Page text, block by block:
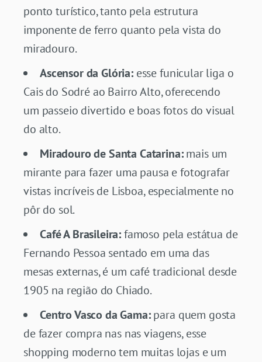
ponto turístico, tanto pela estrutura
imponente de ferro quanto pela vista do
miradouro.
Ascensor da Glória:esse funicular liga o
Cais do Sodré ao Bairro Alto, oferecendo
um passeio divertido e boas fotos do visual
do alto.
Miradouro de Santa Catarina:mais um
mirante para fazer uma pausa e fotografar
vistas incríveis de Lisboa, especialmente no
pôr do sol.
Café A Brasileira:famoso pela estátua de
Fernando Pessoa sentado em uma das
mesas externas, é um café tradicional desde
1905 na região do Chiado.
Centro Vasco da Gama:para quem gosta
de fazer compra nas nas viagens, esse
shopping moderno tem muitas lojas e um